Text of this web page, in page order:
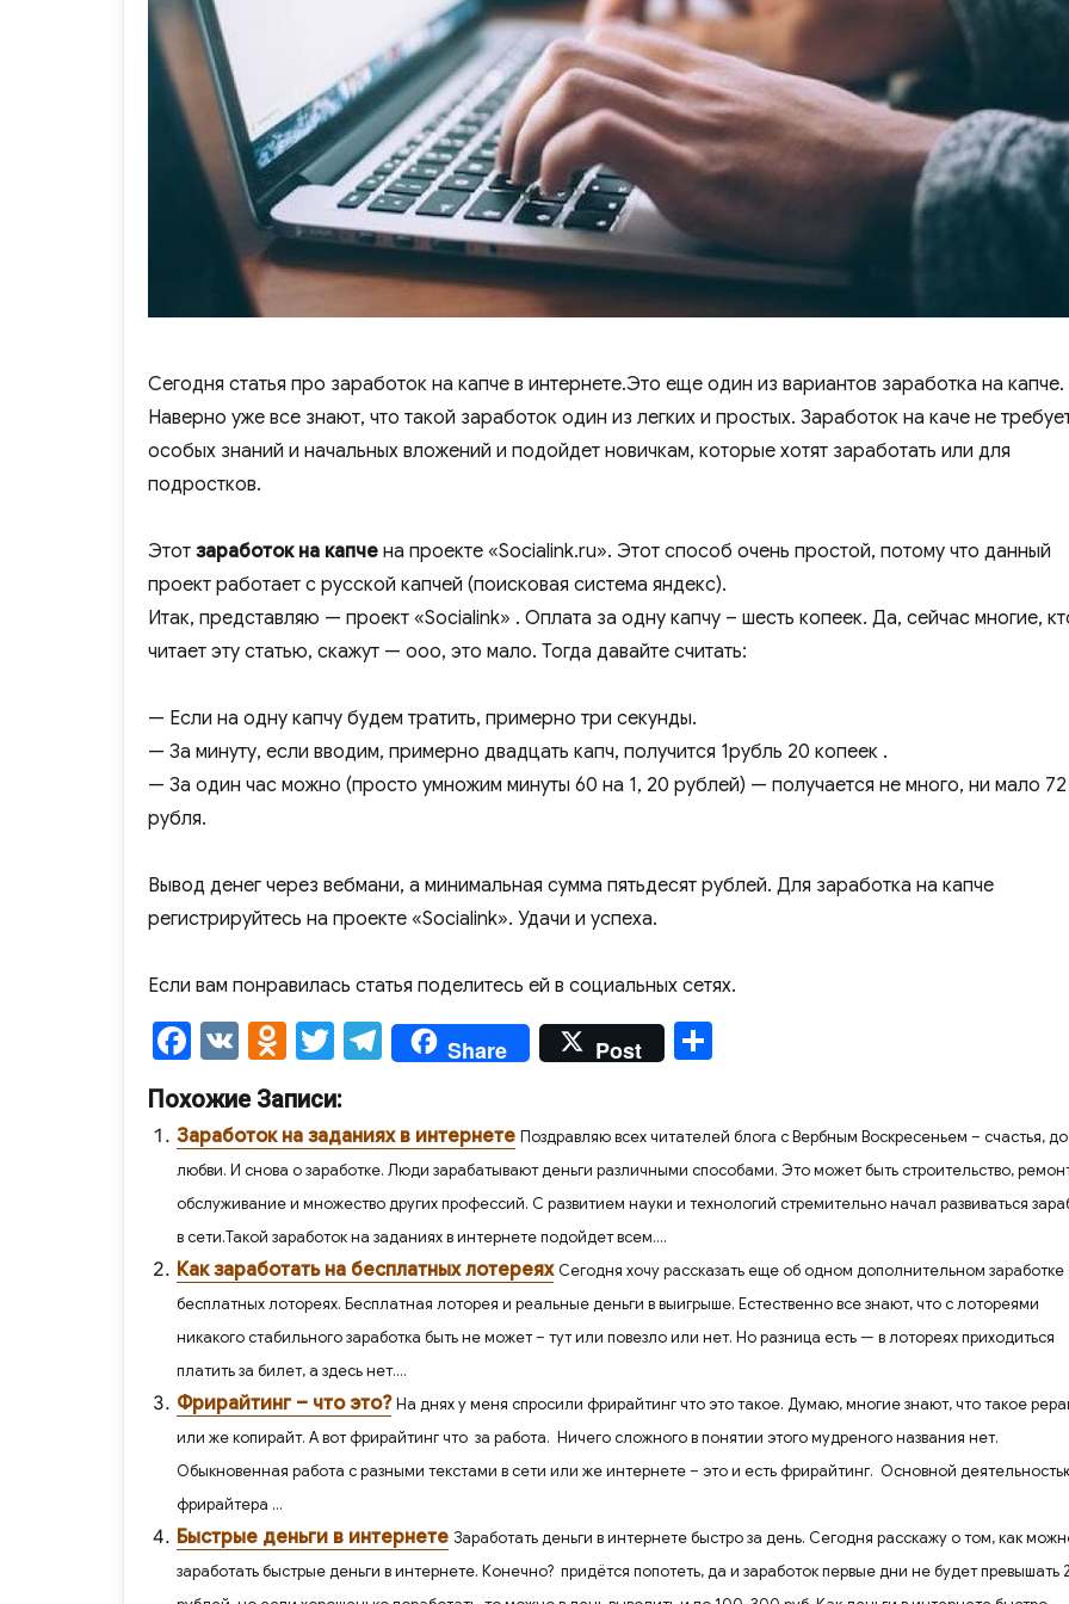
Сегодня статья про заработок на капче в интернете.Это еще один из вариантов заработка на капче.
Наверно уже все знают, что такой заработок один из легких и простых. Заработок на каче не
особых знаний и начальных вложений и подойдет новичкам, которые хотят заработать или для
подростков.
Этот заработок на капче на проекте «Socialink.ru». Этот способ очень простой, потому что данный
проект работает с русской капчей (поисковая система яндекс).
Итак, представляю — проект «Socialink» . Оплата за одну капчу – шесть копеек. Да, сейчас многие,
читает эту статью, скажут — ооо, это мало. Тогда давайте считать:
— Если на одну капчу будем тратить, примерно три секунды.
— За минуту, если вводим, примерно двадцать капч, получится 1рубль 20 копеек .
— За один час можно (просто умножим минуты 60 на 1, 20 рублей) — получается не много, ни мало 72
рубля.
Вывод денег через вебмани, а минимальная сумма пятьдесят рублей. Для заработка на капче
регистрируйтесь на проекте «Socialink». Удачи и успеха.
Если вам понравилась статья поделитесь ей в социальных сетях.
F
c
e
b
o
o
k
V
K
O
n
o
kl
as
s
ni
ki
T
tt
er
T
el
gr
a
m
Share Post
р
а
и
ть
Похожие Записи:
Заработок на заданиях в интернете Поздравляю всех читателей блога с Вербным Воскресеньем – счастья,
любви. И снова о заработке. Люди зарабатывают деньги различными способами. Это может быть строительство,
обслуживание и множество других профессий. С развитием науки и технологий стремительно начал развиваться
в сети.Такой заработок на заданиях в интернете подойдет всем....
Как заработать на бесплатных лотереях Сегодня хочу рассказать еще об одном дополнительном
бесплатных лотореях. Бесплатная лоторея и реальные деньги в выигрыше. Естественно все знают, что с лотореями
никакого стабильного заработка быть не может – тут или повезло или нет. Но разница есть — в лотореях приходиться
платить за билет, а здесь нет....
Фрирайтинг – что это? На днях у меня спросили фрирайтинг что это такое. Думаю, многие знают, что такое
или же копирайт. А вот фрирайтинг что за работа. Ничего сложного в понятии этого мудреного названия нет.
Обыкновенная работа с разными текстами в сети или же интернете – это и есть фрирайтинг. Основной
фрирайтера ...
Быстрые деньги в интернете Заработать деньги в интернете быстро за день. Сегодня расскажу о том, как
заработать быстрые деньги в интернете. Конечно? придётся попотеть, да и заработок первые дни не будет превышать